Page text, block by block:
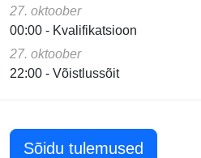
27. oktoober
00:00 - Kvalifikatsioon
27. oktoober
22:00 - Võistlussõit
Sõidu tulemused